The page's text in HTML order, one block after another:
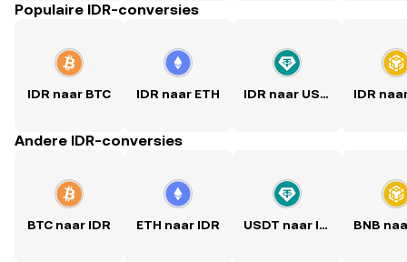
Populaire IDR-conversies
IDR naar BTC IDR naar ETH IDR naar USDT IDR
Andere IDR-conversies
BTC naar IDR ETH naar IDR USDT naar IDR BNB